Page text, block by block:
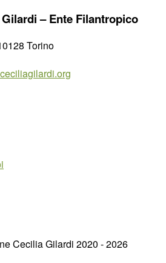
– Ente Filantropico
Torino
Cecilia Gilardi 2020 - 2026